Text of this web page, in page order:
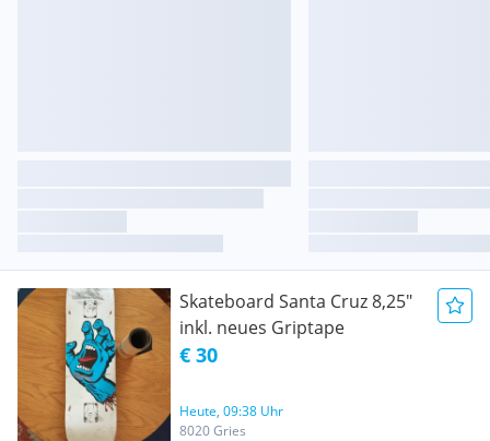
Skateboard Santa Cruz 8,25"
inkl. neues Griptape
€ 30
Heute, 09:38 Uhr
8020 Gries